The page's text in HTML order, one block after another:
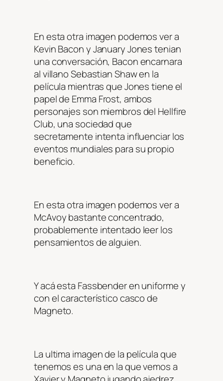
En esta otra imagen podemos ver a
Kevin Bacon y January Jones tenian
una conversación, Bacon encarnara
al villano Sebastian Shaw en la
película mientras que Jones tiene el
papel de Emma Frost, ambos
personajes son miembros del Hellfire
Club, una sociedad que
secretamente intenta influenciar los
eventos mundiales para su propio
beneficio.
En esta otra imagen podemos ver a
McAvoy bastante concentrado,
probablemente intentado leer los
pensamientos de alguien.
Y acá esta Fassbender en uniforme y
con el característico casco de
Magneto.
La ultima imagen de la película que
tenemos es una en la que vemos a